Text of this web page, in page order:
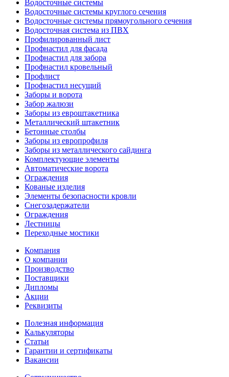
Водосточные системы
Водосточные системы круглого сечения
Водосточные системы прямоугольного сечения
Водосточная система из ПВХ
Профилированный лист
Профнастил для фасада
Профнастил для забора
Профнастил кровельный
Профлист
Профнастил несущий
Заборы и ворота
Забор жалюзи
Заборы из евроштакетника
Металлический штакетник
Бетонные столбы
Заборы из европрофиля
Заборы из металлического сайдинга
Комплектующие элементы
Автоматические ворота
Ограждения
Кованые изделия
Элементы безопасности кровли
Снегозадержатели
Ограждения
Лестницы
Переходные мостики
Компания
О компании
Производство
Поставщики
Дипломы
Акции
Реквизиты
Полезная информация
Калькуляторы
Статьи
Гарантии и сертификаты
Вакансии